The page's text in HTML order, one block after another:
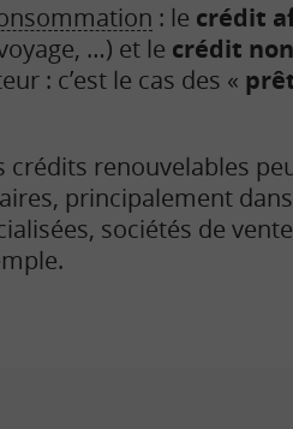
: le crédit
…) et le crédit
: c’est le cas des «
crédits renouvelables
principalement
sociétés de